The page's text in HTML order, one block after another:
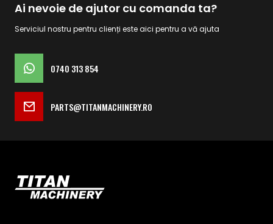
Ai nevoie de ajutor cu comanda ta?
Serviciul nostru pentru clienți este aici pentru a vă ajuta
0740 313 854
PARTS@TITANMACHINERY.RO